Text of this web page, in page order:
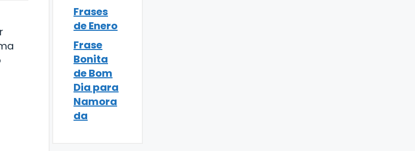
Frases
de Enero
Frase
Bonita
de Bom
Dia para
Namora
da